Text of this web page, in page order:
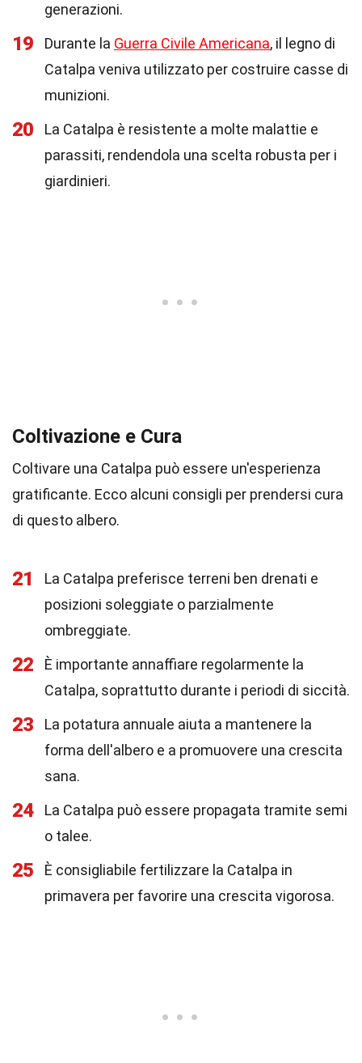
generazioni.
19 Durante la Guerra Civile Americana, il legno di
Catalpa veniva utilizzato per costruire casse di
munizioni.
20
La Catalpa è resistente a molte malattie e
parassiti, rendendola una scelta robusta per i
giardinieri.
Coltivazione e Cura
Coltivare una Catalpa può essere un'esperienza
gratificante. Ecco alcuni consigli per prendersi cura
di questo albero.
21
La Catalpa preferisce terreni ben drenati e
posizioni soleggiate o parzialmente
ombreggiate.
22
È importante annaffiare regolarmente la
Catalpa, soprattutto durante i periodi di siccità.
23
La potatura annuale aiuta a mantenere la
forma dell'albero e a promuovere una crescita
sana.
24
La Catalpa può essere propagata tramite semi
o talee.
25
È consigliabile fertilizzare la Catalpa in
primavera per favorire una crescita vigorosa.